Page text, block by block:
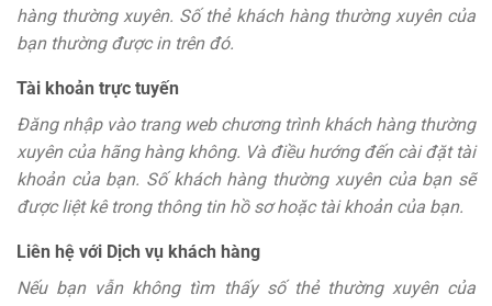
hàng thường xuyên. Số thẻ khách hàng thường xuyên của
bạn thường được in trên đó.
Tài khoản trực tuyến
Đăng nhập vào trang web chương trình khách hàng thường
xuyên của hãng hàng không. Và điều hướng đến cài đặt tài
khoản của bạn. Số khách hàng thường xuyên của bạn sẽ
được liệt kê trong thông tin hồ sơ hoặc tài khoản của bạn.
Liên hệ với Dịch vụ khách hàng
Nếu bạn vẫn không tìm thấy số thẻ thường xuyên của